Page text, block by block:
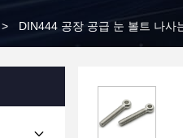
> DIN444 공장 공급 눈 볼트 나사